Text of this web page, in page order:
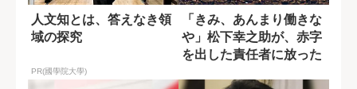
人文知とは、答えなき領
域の探究
PR(國學院大學)
「きみ、あんまり働きな
や」松下幸之助が、赤字
を出した責任者に放った